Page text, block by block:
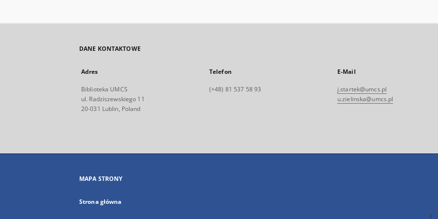
DANE KONTAKTOWE
Adres
Biblioteka UMCS
ul. Radziszewskiego 11
20-031 Lublin, Poland
Telefon
(+48) 81 537 58 93
E-Mail
j.startek@umcs.pl
u.zielinska@umcs.pl
MAPA STRONY
Strona główna